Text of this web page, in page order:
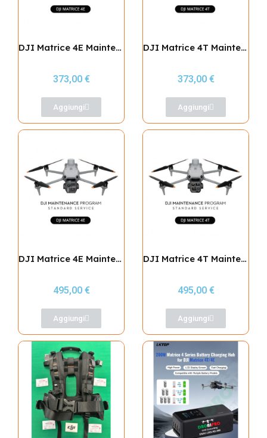
DJI Matrice 4E Maintenance Program Basic Service
373,00 €
Aggiungi
DJI Matrice 4T Maintenance Program Basic Service
373,00 €
Aggiungi
DJI Matrice 4E Maintenance Program Standard Service
495,00 €
Aggiungi
DJI Matrice 4T Maintenance Program Standard Service
495,00 €
Aggiungi